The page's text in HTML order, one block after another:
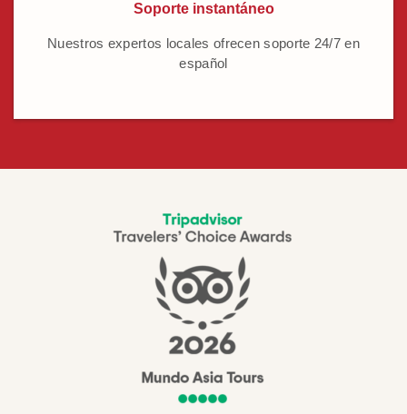
Soporte instantáneo
Nuestros expertos locales ofrecen soporte 24/7 en
español